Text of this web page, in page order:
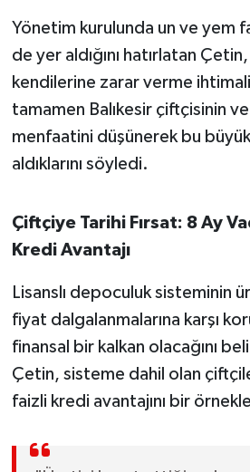
Yönetim kurulunda un ve yem
de yer aldığını hatırlatan
kendilerine zarar verme
tamamen Balıkesir çiftçisinin ve
menfaatini düşünerek bu
aldıklarını söyledi.
Çiftçiye Tarihi Fırsat: 8 Ay
Kredi Avantajı
Lisanslı depoculuk sisteminin
fiyat dalgalanmalarına karşı
finansal bir kalkan olacağını
Çetin, sisteme dahil olan
faizli kredi avantajını bir örnekle